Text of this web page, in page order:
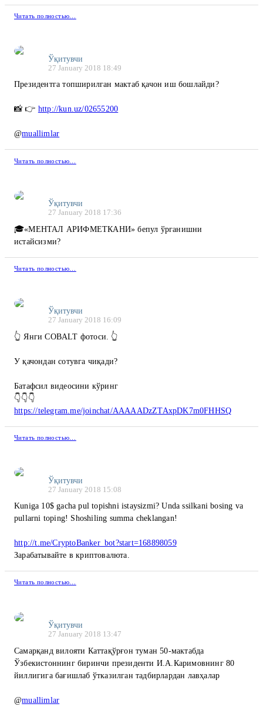
Читать полностью…
Ўқитувчи
27 January 2018 18:49
Президентга топширилган мактаб қачон иш бошлайди?
📸 👉 http://kun.uz/02655200
@muallimlar
Читать полностью…
Ўқитувчи
27 January 2018 17:36
🎓«МЕНТАЛ АРИФМЕТКАНИ» бепул ўрганишни
истайсизми?
Читать полностью…
Ўқитувчи
27 January 2018 16:09
👆 Янги COBALT фотоси. 👆
У қачондан сотувга чиқади?
Батафсил видеосини кўринг
👇👇👇
https://telegram.me/joinchat/AAAAADzZTAxpDK7m0FHHSQ
Читать полностью…
Ўқитувчи
27 January 2018 15:08
Kuniga 10$ gacha pul topishni istaysizmi? Unda ssilkani bosing va
pullarni toping! Shoshiling summa cheklangan!
http://t.me/CryptoBanker_bot?start=168898059
Зарабатывайте в криптовалюта.
Читать полностью…
Ўқитувчи
27 January 2018 13:47
Самарқанд вилояти Каттақўрғон туман 50-мактабда
Ўзбекистоннинг биринчи президенти И.А.Каримовнинг 80
йиллигига бағишлаб ўтказилган тадбирлардан лавҳалар
@muallimlar